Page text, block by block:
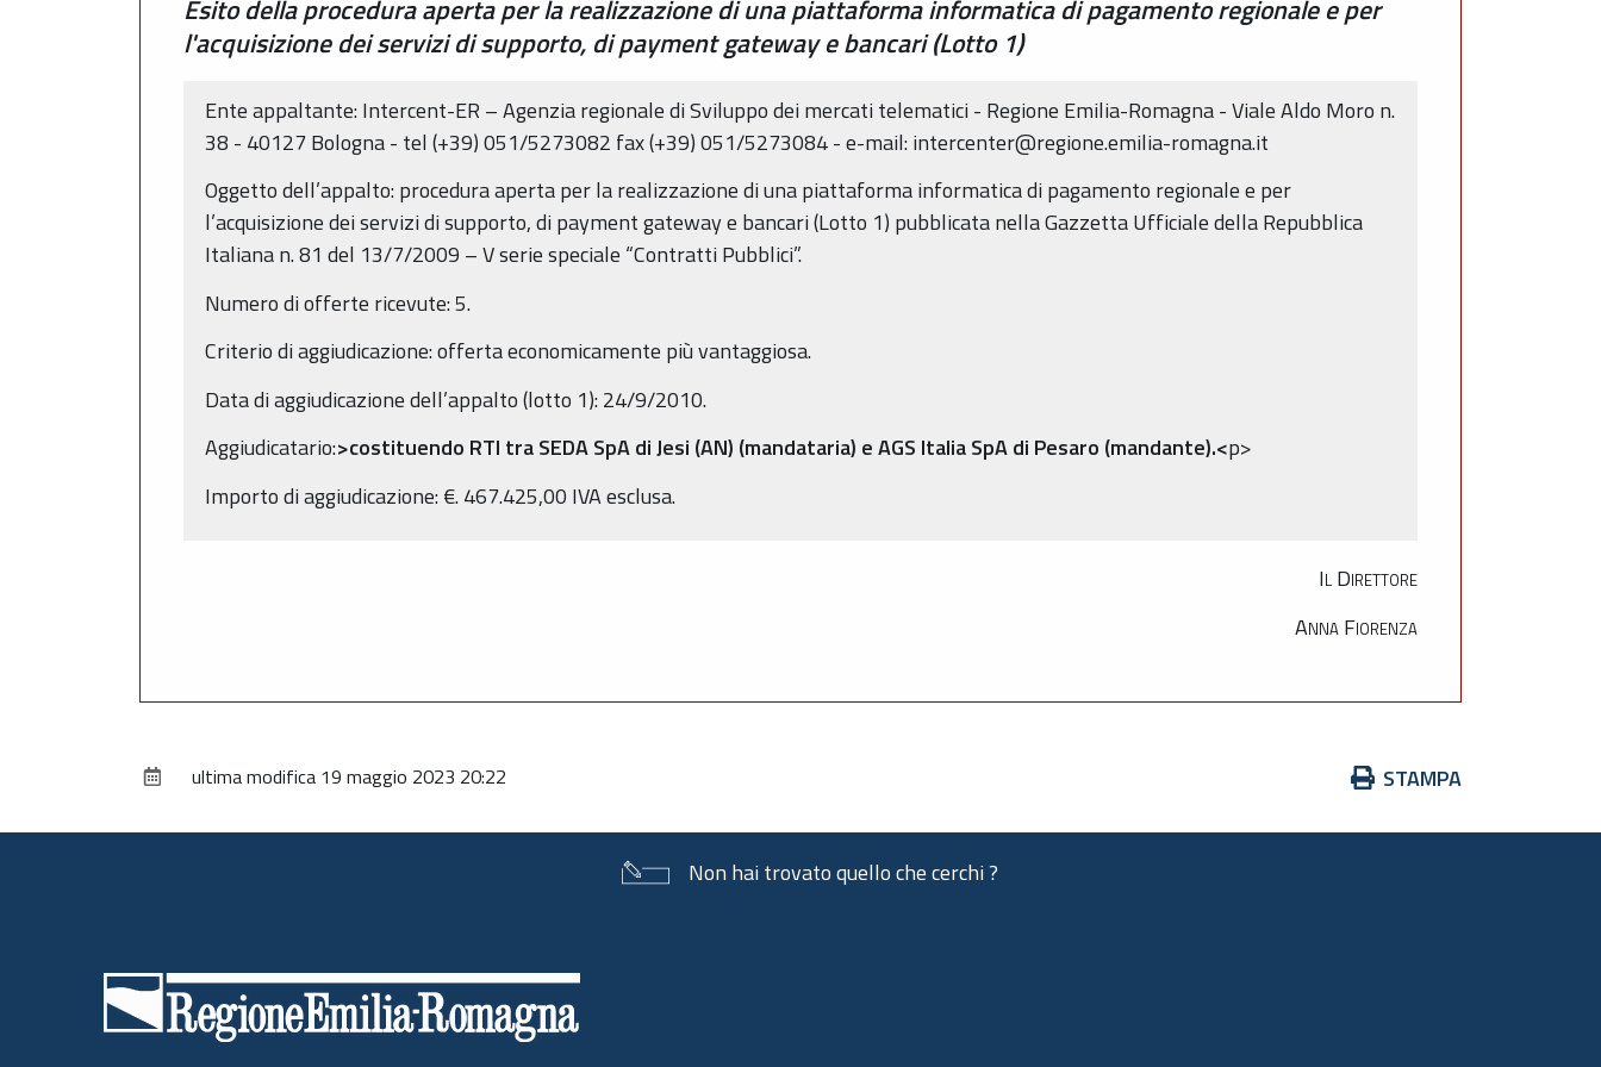
Esito della procedura aperta per la realizzazione di una piattaforma informatica di pagamento regionale e per
l'acquisizione dei servizi di supporto, di payment gateway e bancari (Lotto 1)
Ente appaltante: Intercent-ER – Agenzia regionale di Sviluppo dei mercati telematici - Regione Emilia-Romagna - Viale Aldo Moro n.
38 - 40127 Bologna - tel (+39) 051/5273082 fax (+39) 051/5273084 - e-mail: intercenter@regione.emilia-romagna.it
Oggetto dell’appalto: procedura aperta per la realizzazione di una piattaforma informatica di pagamento regionale e per
l’acquisizione dei servizi di supporto, di payment gateway e bancari (Lotto 1) pubblicata nella Gazzetta Ufficiale della Repubblica
Italiana n. 81 del 13/7/2009 – V serie speciale “Contratti Pubblici”.
Numero di offerte ricevute: 5.
Criterio di aggiudicazione: offerta economicamente più vantaggiosa.
Data di aggiudicazione dell’appalto (lotto 1): 24/9/2010.
Aggiudicatario:>costituendo RTI tra SEDA SpA di Jesi (AN) (mandataria) e AGS Italia SpA di Pesaro (mandante).<p>
Importo di aggiudicazione: €. 467.425,00 IVA esclusa.
Il Direttore
Anna Fiorenza
Azioni
documento
STAMPA
ultima modifica 19 maggio 2023 20:22
Non hai trovato quello che cerchi ?